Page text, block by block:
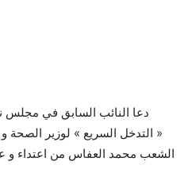
دعا النائب السابق في مجلس
« التدخل السريع » لوزير
الشعب محمد العفاس من اعتداء و